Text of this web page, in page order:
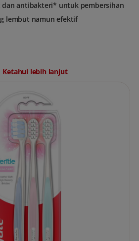
dan antibakteri* untuk pembersihan
lembut namun efektif
Ketahui lebih lanjut